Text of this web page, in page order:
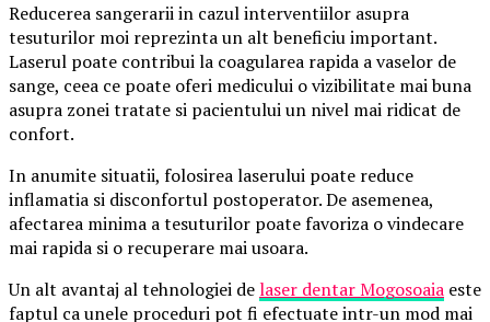
Reducerea sangerarii in cazul interventiilor asupra
tesuturilor moi reprezinta un alt beneficiu important.
Laserul poate contribui la coagularea rapida a vaselor de
sange, ceea ce poate oferi medicului o vizibilitate mai buna
asupra zonei tratate si pacientului un nivel mai ridicat de
confort.
In anumite situatii, folosirea laserului poate reduce
inflamatia si disconfortul postoperator. De asemenea,
afectarea minima a tesuturilor poate favoriza o vindecare
mai rapida si o recuperare mai usoara.
Un alt avantaj al tehnologiei delaser dentar Mogosoaia este
faptul ca unele proceduri pot fi efectuate intr-un mod mai